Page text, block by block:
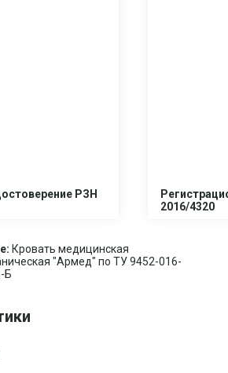
РЗН
2016/4320
Кровать медицинская
"Армед" по ТУ 9452-016-
Б